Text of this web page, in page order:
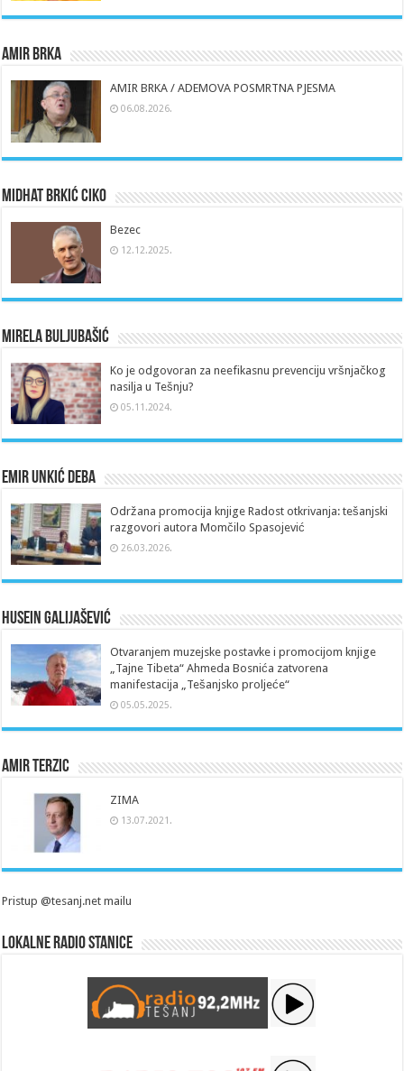
Amir Brka
AMIR BRKA / ADEMOVA POSMRTNA PJESMA
06.08.2026.
Midhat Brkić Ciko
Bezec
12.12.2025.
Mirela Buljubašić
Ko je odgovoran za neefikasnu prevenciju vršnjačkog
nasilja u Tešnju?
05.11.2024.
Emir Unkić Deba
Održana promocija knjige Radost otkrivanja: tešanjski
razgovori autora Momčilo Spasojević
26.03.2026.
Husein Galijašević
Otvaranjem muzejske postavke i promocijom knjige
„Tajne Tibeta“ Ahmeda Bosnića zatvorena
manifestacija „Tešanjsko proljeće“
05.05.2025.
Amir Terzic
ZIMA
13.07.2021.
Pristup @tesanj.net mailu
Lokalne radio stanice